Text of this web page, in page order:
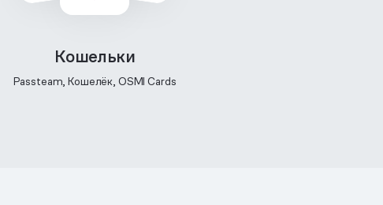
Кошельки
Passteam, Кошелёк, OSMI Cards